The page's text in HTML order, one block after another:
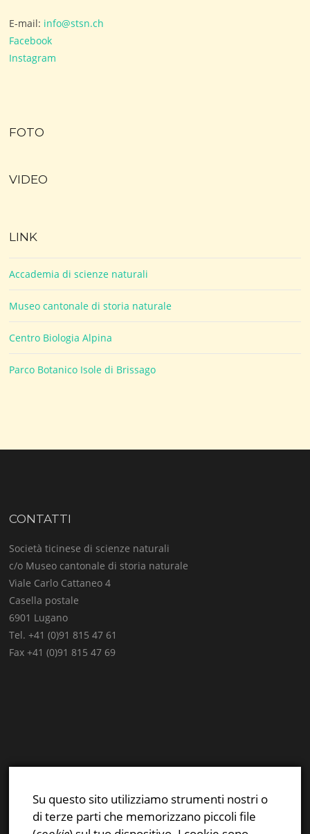
E-mail: info@stsn.ch
Facebook
Instagram
FOTO
VIDEO
LINK
Accademia di scienze naturali
Museo cantonale di storia naturale
Centro Biologia Alpina
Parco Botanico Isole di Brissago
CONTATTI
Società ticinese di scienze naturali
c/o Museo cantonale di storia naturale
Viale Carlo Cattaneo 4
Casella postale
6901 Lugano
Tel. +41 (0)91 815 47 61
Fax +41 (0)91 815 47 69
Instagram
Privacy & Cookies Policy
Su questo sito utilizziamo strumenti nostri o
di terze parti che memorizzano piccoli file